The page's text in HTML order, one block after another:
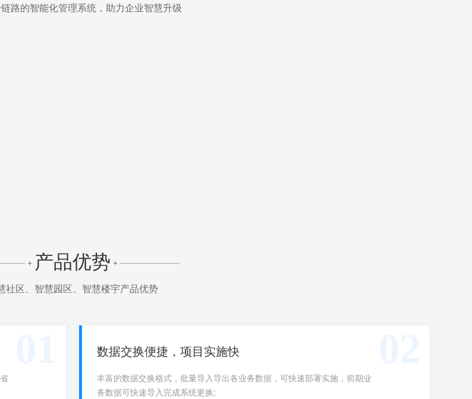
路的智能化管理系统，助力企业智慧升级
+ 产品优势 +
社区、智慧园区、智慧楼宇产品优势
数据交换便捷，项目实施快
丰富的数据交换格式，批量导入导出各业务数据，可快速部署实施，前期业
务数据可快速导入完成系统更换;
数据交换便捷，项目实施快
丰富的数据交换格式，批量导入导出各业务数据，可快速部署实施，前期业务
数据可快速导入完成系统更换;